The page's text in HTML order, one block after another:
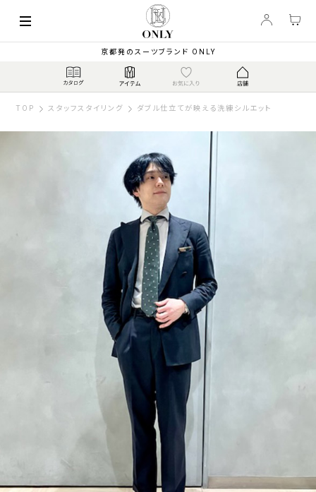
京都発のスーツブランド ONLY
TOP スタッフスタイリング ダブル仕立てが映える洗練シルエット